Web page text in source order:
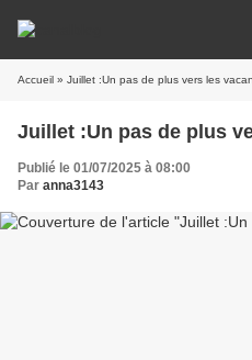
Accueil » Juillet :Un pas de plus vers les
Juillet :Un pas de plus
Publié le 01/07/2025 à 08:00
Par anna3143